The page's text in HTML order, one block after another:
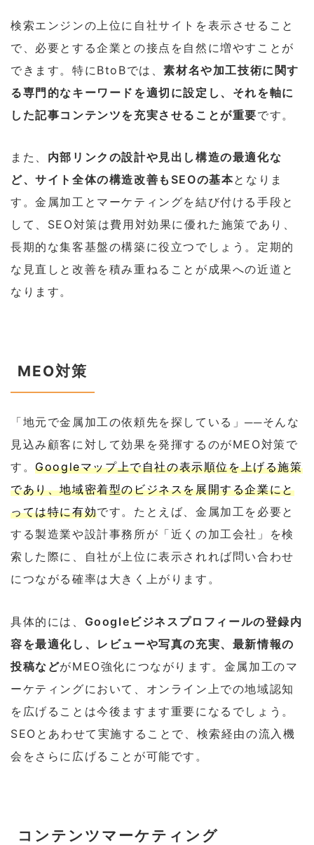
検索エンジンの上位に自社サイトを表示させること
で、必要とする企業との接点を自然に増やすことが
できます。特にBtoBでは、素材名や加工技術に関す
る専門的なキーワードを適切に設定し、それを軸に
した記事コンテンツを充実させることが重要です。
また、 内部リンクの設計や見出し構造の最適化な
ど、サイト全体の構造改善もSEOの基本となりま
す。金属加工とマーケティングを結び付ける手段と
して、SEO対策は費用対効果に優れた施策であり、
長期的な集客基盤の構築に役立つでしょう。定期的
な見直しと改善を積み重ねることが成果への近道と
なります。
MEO対策
「地元で金属加工の依頼先を探している」──そんな
見込み顧客に対して効果を発揮するのがMEO対策で
す。Googleマップ上で自社の表示順位を上げる施策
であり、地域密着型のビジネスを展開する企業にと
っては特に有効です。たとえば、金属加工を必要と
する製造業や設計事務所が「近くの加工会社」を検
索した際に、自社が上位に表示されれば問い合わせ
につながる確率は大きく上がります。
具体的には、 Googleビジネスプロフィールの登録内
容を最適化し、レビューや写真の充実、最新情報の
投稿などがMEO強化につながります。金属加工のマ
ーケティングにおいて、オンライン上での地域認知
を広げることは今後ますます重要になるでしょう。
SEOとあわせて実施することで、検索経由の流入機
会をさらに広げることが可能です。
コンテンツマーケティング